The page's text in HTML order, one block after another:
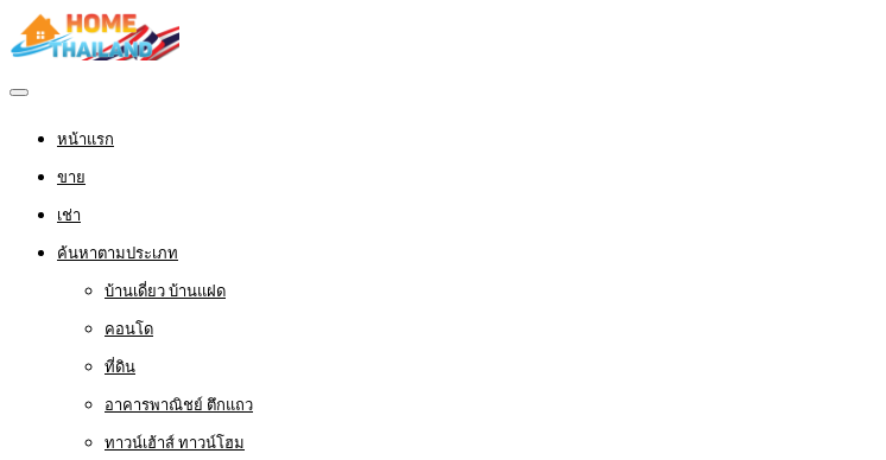
หน้าแรก
ขาย
เช่า
ค้นหาตามประเภท
บ้านเดี่ยว บ้านแฝด
คอนโด
ที่ดิน
อาคารพาณิชย์ ตึกแถว
ทาวน์เฮ้าส์ ทาวน์โฮม